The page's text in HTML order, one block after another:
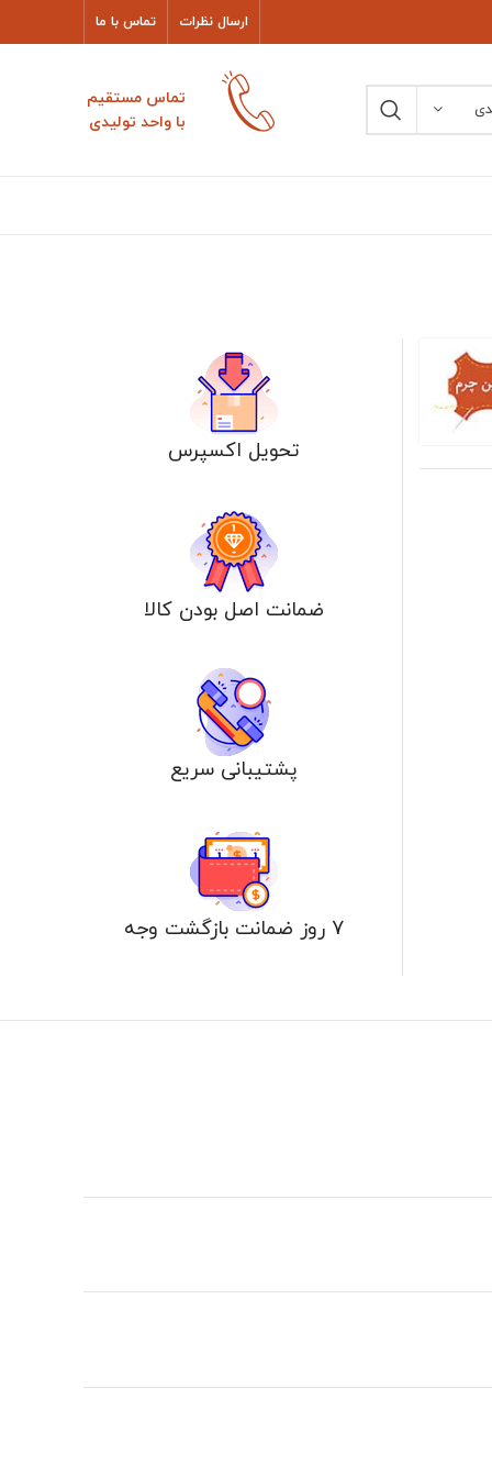
ارسال نظرات تماس با ما
تماس مستقیم
با واحد تولیدی
تحویل اکسپرس
ضمانت اصل بودن كالا
پشتیبانی سریع
7 روز ضمانت بازگشت وجه